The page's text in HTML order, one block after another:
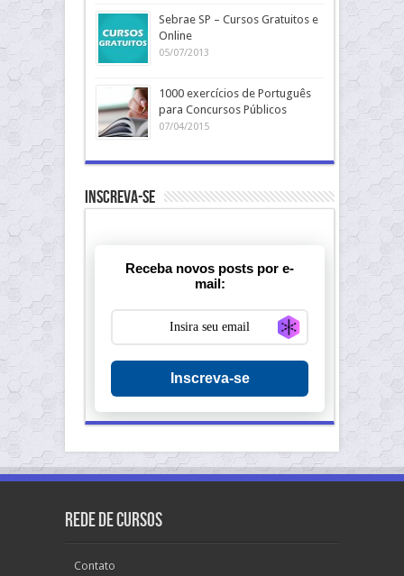
Sebrae SP – Cursos Gratuitos e
Online
05/07/2013
1000 exercícios de Português
para Concursos Públicos
07/04/2015
Inscreva-se
Receba novos posts por e-
mail:
Inscreva-se
Rede de Cursos
Contato